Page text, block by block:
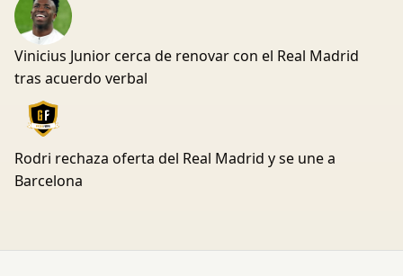
Vinicius Junior cerca de renovar con el Real Madrid
tras acuerdo verbal
Rodri rechaza oferta del Real Madrid y se une a
Barcelona